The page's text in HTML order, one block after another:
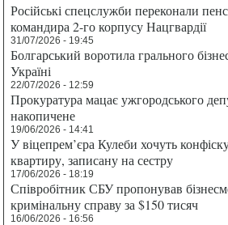
Російські спецслужби переконали
командира 2-го корпусу Нацгвардії
31/07/2026 - 19:45
Болгарський воротила грального
Україні
22/07/2026 - 12:59
Прокуратура мацає ужгородського
накопичене
19/06/2026 - 14:41
У віцепрем’єра Кулеби хочуть
квартиру, записану на сестру
17/06/2026 - 18:19
Співробітник СБУ пропонував
кримінальну справу за $150 тисяч
16/06/2026 - 16:56